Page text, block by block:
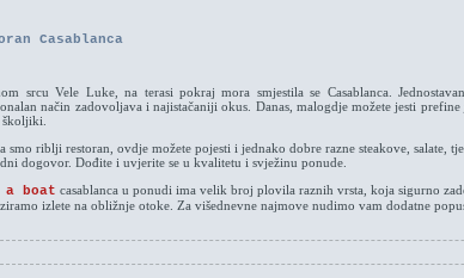
Casablanca
srcu Vele Luke, na terasi pokraj mora smjestila se Casablanca.
način zadovoljava i najistačaniji okus. Danas, malogdje možete jesti
smo riblji restoran, ovdje možete pojesti i jednako dobre razne steakove, salate,
dogovor. Dođite i uvjerite se u kvalitetu i svježinu ponude.
a boat casablanca u ponudi ima velik broj plovila raznih vrsta, koja sigurno
izlete na obližnje otoke. Za višednevne najmove nudimo vam dodatne